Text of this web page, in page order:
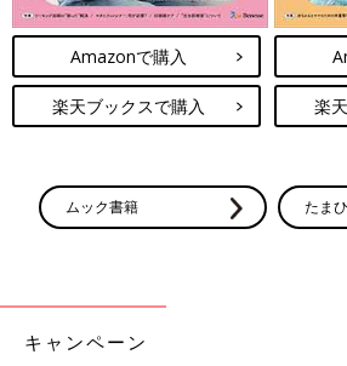
Amazonで購入
楽天ブックスで購入 楽
ムック書籍 たま
キャンペーン